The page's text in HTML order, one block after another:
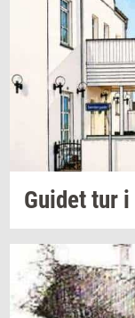
Gu­i­dettur i